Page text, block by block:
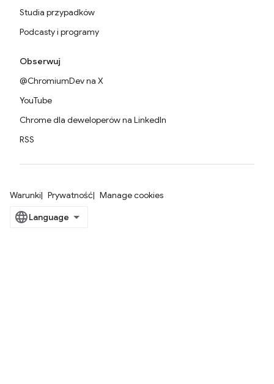
Studia przypadków
Podcasty i programy
Obserwuj
@ChromiumDev na X
YouTube
Chrome dla deweloperów na LinkedIn
RSS
Warunki Prywatność Manage cookies